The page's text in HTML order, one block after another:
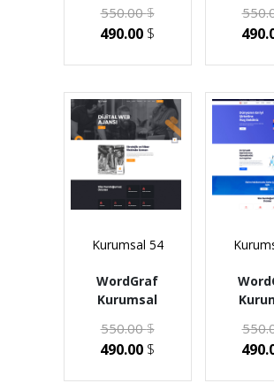
550.00$
490.00 $
Kurumsal 54
WordGraf
Kurumsal
550.00$
490.00 $